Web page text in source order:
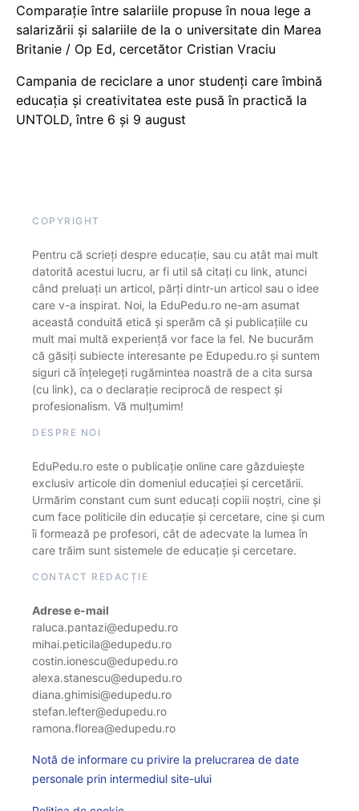
Comparație între salariile propuse în noua lege a
salarizării și salariile de la o universitate din Marea
Britanie / Op Ed, cercetător Cristian Vraciu
Campania de reciclare a unor studenți care îmbină
educația și creativitatea este pusă în practică la
UNTOLD, între 6 și 9 august
COPYRIGHT
Pentru că scrieți despre educație, sau cu atât mai mult
datorită acestui lucru, ar fi util să citați cu link, atunci
când preluați un articol, părți dintr-un articol sau o idee
care v-a inspirat. Noi, la EduPedu.ro ne-am asumat
această conduită etică și sperăm că și publicațiile cu
mult mai multă experiență vor face la fel. Ne bucurăm
că găsiți subiecte interesante pe Edupedu.ro și suntem
siguri că înțelegeți rugămintea noastră de a cita sursa
(cu link), ca o declarație reciprocă de respect și
profesionalism. Vă mulțumim!
DESPRE NOI
EduPedu.ro este o publicație online care găzduiește
exclusiv articole din domeniul educației și cercetării.
Urmărim constant cum sunt educați copiii noștri, cine și
cum face politicile din educație și cercetare, cine și cum
îi formează pe profesori, cât de adecvate la lumea în
care trăim sunt sistemele de educație și cercetare.
CONTACT REDACȚIE
Adrese e-mail
raluca.pantazi@edupedu.ro
mihai.peticila@edupedu.ro
costin.ionescu@edupedu.ro
alexa.stanescu@edupedu.ro
diana.ghimisi@edupedu.ro
stefan.lefter@edupedu.ro
ramona.florea@edupedu.ro
Notă de informare cu privire la prelucrarea de date
personale prin intermediul site-ului